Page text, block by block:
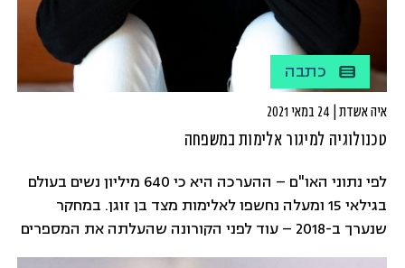
כתבה
איה אשדת | 24 במאי 2021
טכנולוגיה למיגור אלימות במשפחה
לפי נתוני האו"ם – ההערכה היא כי 640 מיליון נשים בעולם
בגילאי 15 ומעלה נחשפו לאלימות מצד בן זוגן. במחקר
שנערך ב-2018 – עוד לפני הקורונה שהעלתה את המספרים
– ההערכה היתה שאחת משבע נשים בעולם חוותה אלימות